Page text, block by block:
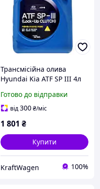
Трансмісійна олива
Hyundai Kia ATF SP III 4л
Готово до відправки
від300₴/міс
1 801 ₴
Купити
KraftWagen 100%